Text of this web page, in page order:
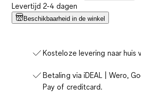
Levertijd 2-4 dagen
Beschikbaarheid in de winkel
Kosteloze levering naar huis
Betaling via iDEAL | Wero,
Pay of creditcard.